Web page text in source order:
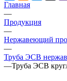
Главная
—
Продукция
—
Нержавеющий
—
Труба ЭСВ
—Труба ЭСВ